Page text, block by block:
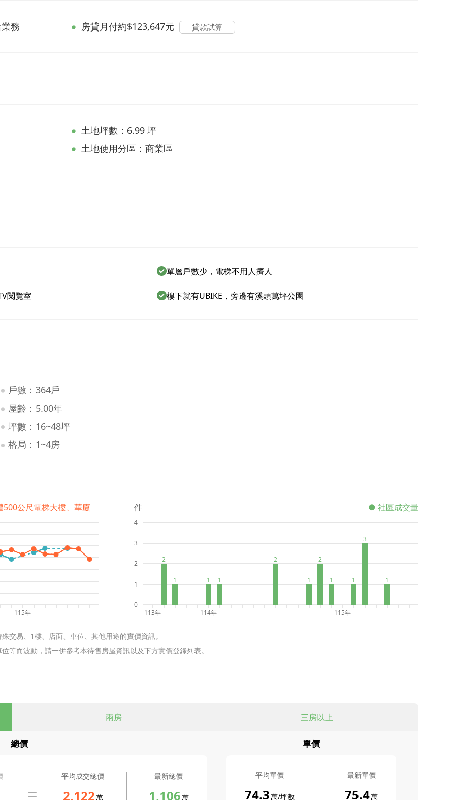
務 房貸 月付約$123,647元 貸款試算
土地坪數：6.99 坪
土地使用分區：商業區
單層戶數少，電梯不用人擠人
閱覽室 樓下就有UBIKE，旁邊有溪頭萬坪公園
戶數：364戶
屋齡：5.00年
坪數：16~48坪
格局：1~4房
公尺電梯大樓、華廈
115年
件 ● 社區成交量
0
1
2
3
4
113年 114年 115年
2
1 1 1
2
1
2
1 1
3
1
交易、1樓、店面、車位、其他用途的實價資訊。
等而波動，請一併參考本待售房屋資訊以及下方實價登錄列表。
兩房 三房以上
總價
平均成交總價
2,122萬
最新總價
1,106萬
單價
平均單價
74.3萬/坪數
最新單價
75.4萬